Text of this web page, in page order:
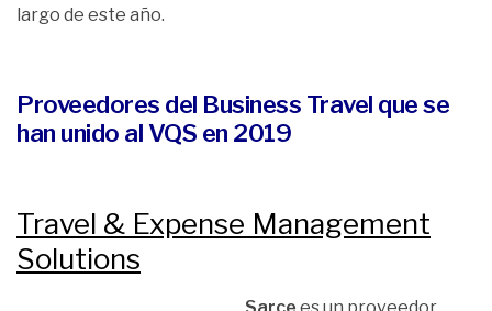
largo de este año.
Proveedores del Business Travel que se
han unido al VQS en 2019
Travel & Expense Management
Solutions